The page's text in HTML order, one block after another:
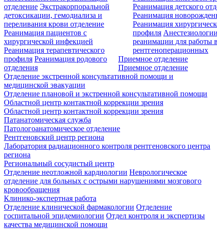
отделение Экстракорпоральной
детоксикации, гемодиализа и
переливания крови отделение
Реанимация пациентов с
хирургической инфекцией
Реанимация терапевтического
профиля Реанимация родового
отделения
Реанимация детского
Реанимация
Реанимация
профиля
реанимации для работы
рентгеноперационных
Приемное отделение
Приемное отделение
Отделение экстренной консультативной помощи и
медицинской эвакуации
Отделение плановой и экстренной консультативной помощи
Областной центр контактной коррекции зрения
Областной центр контактной коррекции зрения
Патанатомическая служба
Патологоанатомическое отделение
Рентгеновский центр региона
Лаборатория радиационного контроля рентгеновского центра
региона
Региональный сосудистый центр
Отделение неотложной кардиологии Неврологическое
отделение для больных с острыми нарушениями мозгового
кровообращения
Клинико-экспертная работа
Отделение клинической фармакологии Отделение
госпитальной эпидемиологии Отдел контроля и экспертизы
качества медицинской помощи